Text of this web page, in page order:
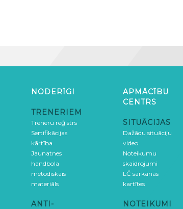
NODERĪGI
TRENERIEM
Treneru reģistrs
Sertifikācijas
kārtība
Jaunatnes
handbola
metodiskais
materiāls
ANTI-
APMĀCĪBU
CENTRS
SITUĀCIJAS
Dažādu situāciju
video
Noteikumu
skaidrojumi
LČ sarkanās
kartītes
NOTEIKUMI